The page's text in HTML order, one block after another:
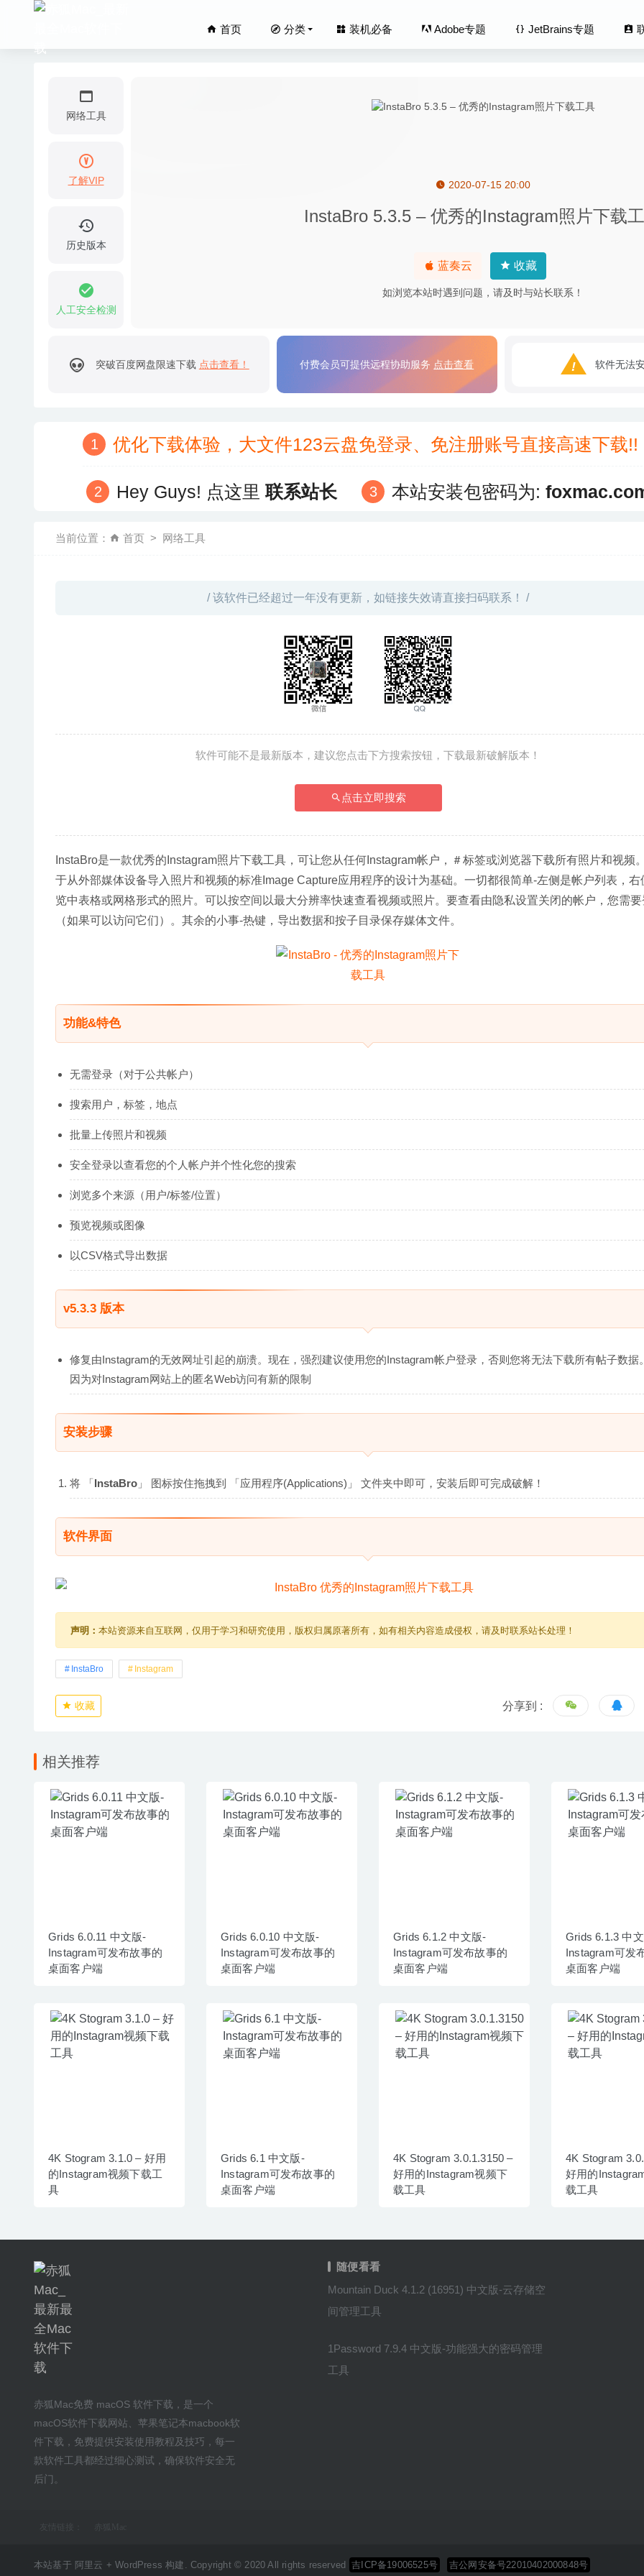
首页 分类 装机必备 Adobe专题 JetBrains专题
网络工具
了解VIP
历史版本
人工安全检测
2020-07-15 20:00
InstaBro 5.3.5 – 优秀的Instagram照片下载
蓝奏云 收藏
如浏览本站时遇到问题，请及时与站长联系！
突破百度网盘限速下载 点击查看！ 付费会员可提供远程协助服务 点击查看 软件无法
优化下载体验，大文件123云盘免登录、免注册账号直接高速下
Hey Guys! 点这里联系站长 本站安装包密码为:
当前位置： 首页 网络工具
/ 该软件已经超过一年没有更新，如链接失效请直接扫码联系！ /
软件可能不是最新版本，建议您点击下方搜索按钮，下载最新破解版本！
点击立即搜索
InstaBro是一款优秀的Instagram照片下载工具，可让您从任何Instagram帐户，＃标签或浏览器下载所有照片和视频
于从外部媒体设备导入照片和视频的标准Image Capture应用程序的设计为基础。一切都很简单-左侧是帐户列表，右
览中表格或网格形式的照片。可以按空间以最大分辨率快速查看视频或照片。要查看由隐私设置关闭的帐户，您需
（如果可以访问它们）。其余的小事-热键，导出数据和按子目录保存媒体文件。
功能&特色
无需登录（对于公共帐户）
搜索用户，标签，地点
批量上传照片和视频
安全登录以查看您的个人帐户并个性化您的搜索
浏览多个来源（用户/标签/位置）
预览视频或图像
以CSV格式导出数据
v5.3.3 版本
修复由Instagram的无效网址引起的崩溃。现在，强烈建议使用您的Instagram帐户登录，否则您将无法下载所有帖子数据
因为对Instagram网站上的匿名Web访问有新的限制
安装步骤
将 「InstaBro 」 图标按住拖拽到 「应用程序(Applications)」 文件夹中即可，安装后即可完成破解！
软件界面
声明： 本站资源来自互联网，仅用于学习和研究使用，版权归属原著所有，如有相关内容造成侵权，请及时联系站长处理！
InstaBro Instagram
收藏 分享到 :
相关推荐
Grids 6.0.11 中文版-
Instagram可发布故事的
桌面客户端
Grids 6.0.10 中文版-
Instagram可发布故事的
桌面客户端
Grids 6.1.2 中文版-
Instagram可发布故事的
桌面客户端
Grids 6.1.3 中
Instagram可发
桌面客户端
4K Stogram 3.1.0 – 好用
的Instagram视频下载工
具
Grids 6.1 中文版-
Instagram可发布故事的
桌面客户端
4K Stogram 3.0.1.3150 –
好用的Instagram视频下
载工具
4K Stogram
好用的
载工具
赤狐Mac免费 macOS 软件下载 ，是一个
macOS软件下载网站
苹果笔记本macbook软
件下载 ，免费提供安装使用教程及技巧 ，每一
款软件工具都经过细心测试，确保软件安全无
后门。
随便看看
Mountain Duck 4.1.2 (16951) 中文版-云存储空
间管理工具
1Password 7.9.4 中文版-功能强大的密码管理
工具
友情链接：
本站基于 阿里云 + WordPress 构建. Copyright © 2020 All rights reserved 吉ICP备19006525号 吉公网安备号22010402000848号
Reeder 4.2.4 – 最美的RSS订阅器新闻阅读器 2020-05-14
Super Photocut Pro 2.7.5 – 专业超级图片抠图工具 2020-04-25